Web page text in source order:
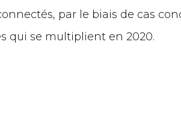
par le biais de cas
qui se multiplient en 2020.